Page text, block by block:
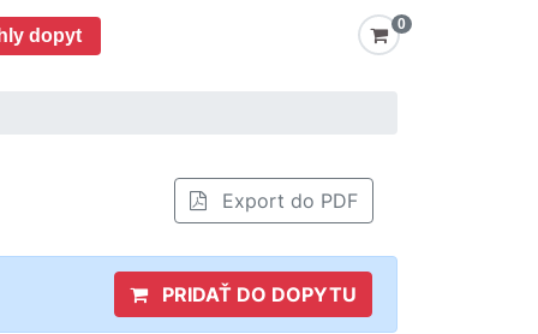
dopyt
0
Export do PDF
PRIDAŤ DO DOPYTU